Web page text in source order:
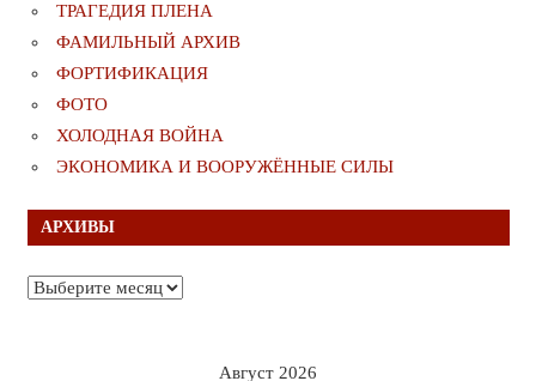
ТРАГЕДИЯ ПЛЕНА
ФАМИЛЬНЫЙ АРХИВ
ФОРТИФИКАЦИЯ
ФОТО
ХОЛОДНАЯ ВОЙНА
ЭКОНОМИКА И ВООРУЖЁННЫЕ СИЛЫ
АРХИВЫ
Архивы
Август 2026